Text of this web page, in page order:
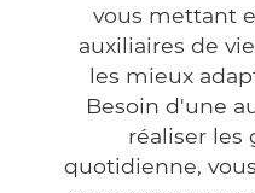
vous mettant
auxiliaires de
les mieux
Besoin d'une
réaliser les
quotidienne,